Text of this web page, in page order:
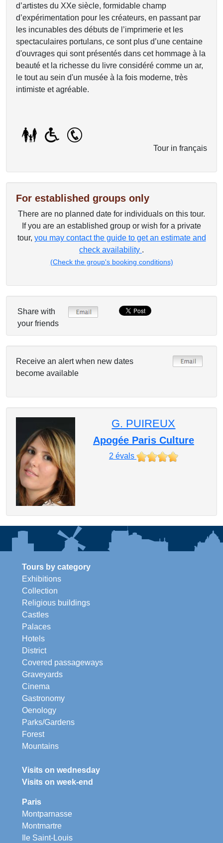
d’artistes du XXe siècle, formidable champ
d’expérimentation pour les créateurs, en passant par
les incunables des débuts de l’imprimerie et les
spectaculaires portulans, ce sont plus d’une centaine
d'ouvrages qui sont présentés dans cet hommage à la
beauté et la richesse du livre considéré comme un ar,
le tout au sein d'un musée à la fois moderne, très
intimiste et agréable.
Tour in français
For established groups only
There are no planned date for individuals on this tour.
If you are an established group or wish for a private
tour, you may contact the guide to get an estimate and
check availability .
(Check the group's booking conditions)
Share with
your friends
Receive an alert when new dates
become available
G. PUIREUX
Apogée Paris Culture
2 évals
Tours by category
Exhibitions
Collection
Religious buildings
Castles
Palaces
Hotels
District
Covered passageways
Graveyards
Cinema
Gastronomy
Oenology
Parks/Gardens
Forest
Mountains
Visits on wednesday
Visits on week-end
Paris
Montparnasse
Montmartre
Ile Saint-Louis